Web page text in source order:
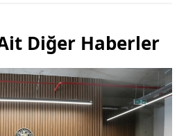
Diğer Haberler